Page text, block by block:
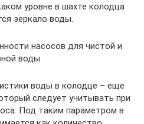
уровне в шахте колодца
зеркало воды.
насосов для чистой и
воды
воды в колодце – еще
следует учитывать при
Под таким параметром в